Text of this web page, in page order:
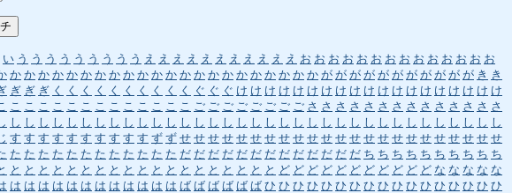
い う う う う う う う う う え え え え え え え え え え え お お お お お お お お お お お お お お
か か か か か か か か か か か か か か か か か か か か か か が が が が が が が が が が が き き
ぎ ぎ ぎ く く く く く く く く く く ぐ ぐ ぐ け け け け け け け け け け け け け け け け け け け
こ こ こ こ こ こ こ こ こ こ こ こ こ ご ご ご ご ご ご ご ご さ さ さ さ さ さ さ さ さ さ さ さ さ さ
し し し し し し し し し し し し し し し し し し し し し し し し し し し し し し し し し し し
す す す す す す す す す す ず ず せ せ せ せ せ せ せ せ せ せ せ せ せ せ せ せ せ せ せ せ せ せ せ
た た た た た た た た た た た た だ だ だ だ だ だ だ だ だ だ だ だ だ ち ち ち ち ち ち ち ち ち ち
と と と と と と と と と と と と と と と と と と と ど ど ど ど ど ど ど ど ど ど ど な な な な な
は は は は は は は は は は は は ば ば ば ば ば ば ひ ひ ひ ひ ひ ひ ひ ひ ひ ひ ひ ひ ひ ひ ひ ひ ひ